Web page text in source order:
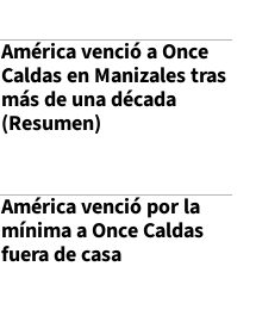
América venció a Once
Caldas en Manizales tras
más de una década
(Resumen)
América venció por la
mínima a Once Caldas
fuera de casa